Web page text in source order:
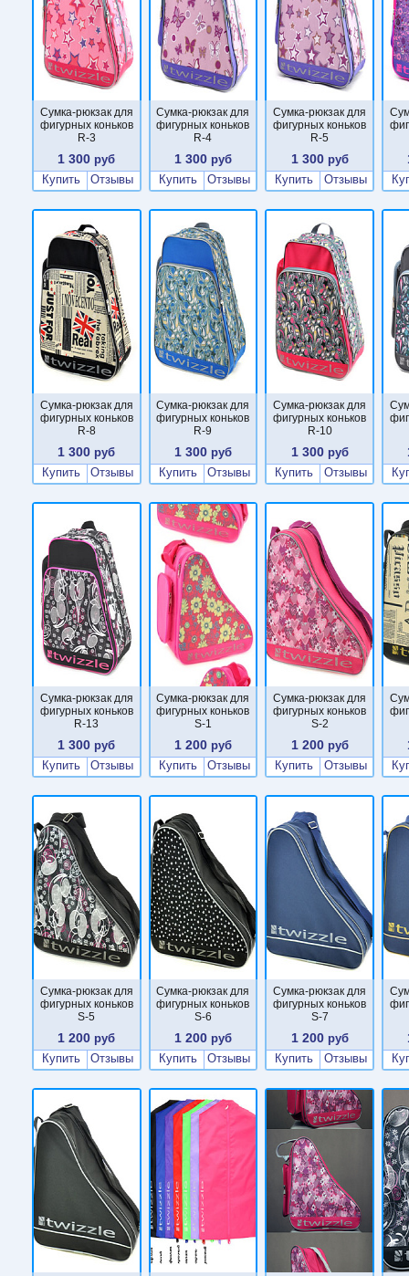
Сумка-рюкзак для
фигурных коньков
R-3
1 300 руб
Купить
Отзывы
Сумка-рюкзак для
фигурных коньков
R-4
1 300 руб
Купить
Отзывы
Сумка-рюкзак для
фигурных коньков
R-5
1 300руб
Купить
Отзывы
Сумка-рюкзак для
фигурных коньков
R-8
1 300 руб
Купить
Отзывы
Сумка-рюкзак для
фигурных коньков
R-9
1 300 руб
Купить
Отзывы
Сумка-рюкзак для
фигурных коньков
R-10
1 300руб
Купить
Отзывы
Сумка-рюкзак для
фигурных коньков
R-13
1 300 руб
Купить
Отзывы
Сумка-рюкзак для
фигурных коньков
S-1
1 200 руб
Купить
Отзывы
Сумка-рюкзак для
фигурных коньков
S-2
1 200руб
Купить
Отзывы
Сумка-рюкзак для
фигурных коньков
S-5
1 200 руб
Купить
Отзывы
Сумка-рюкзак для
фигурных коньков
S-6
1 200 руб
Купить
Отзывы
Сумка-рюкзак для
фигурных коньков
S-7
1 200руб
Купить
Отзывы